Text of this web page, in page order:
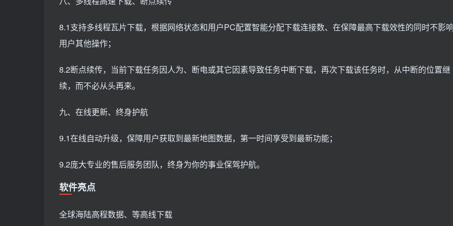
8.1支持多线程瓦片下载，根据网络状态和用户PC配置智能分配下载连接数、在保障最高下载效性的同时不影
用户其他操作；
8.2断点续传，当前下载任务因人为、断电或其它因素导致任务中断下载，再次下载该任务时，从中断的位置继
续，而不必从头再来。
九、在线更新、终身护航
9.1在线自动升级，保障用户获取到最新地图数据，第一时间享受到最新功能；
9.2庞大专业的售后服务团队，终身为你的事业保驾护航。
软件亮点
全球海陆高程数据、等高线下载